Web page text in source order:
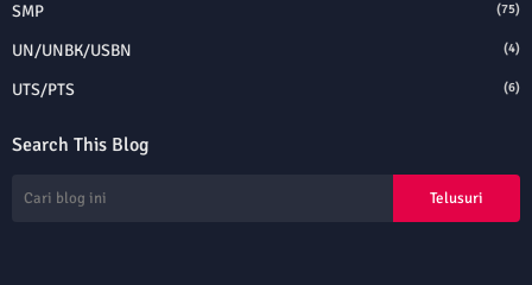
SMP (75)
UN/UNBK/USBN (4)
UTS/PTS (6)
Search This Blog